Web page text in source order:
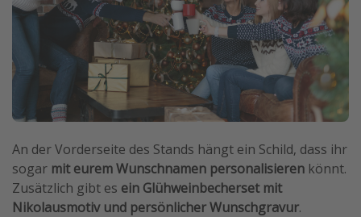
An der Vorderseite des Stands hängt ein Schild, dass ihr
sogar mit eurem Wunschnamen personalisieren könnt.
Zusätzlich gibt es ein Glühweinbecherset mit
Nikolausmotiv und persönlicher Wunschgravur.